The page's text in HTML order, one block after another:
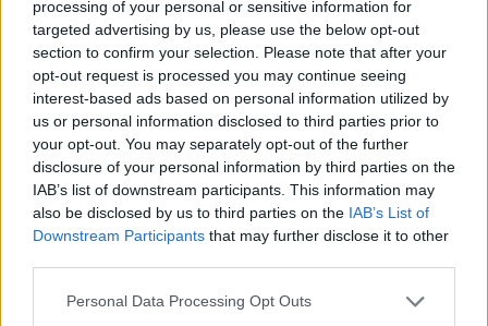
processing of your personal or sensitive information for
targeted advertising by us, please use the below opt-out
section to confirm your selection. Please note that after your
opt-out request is processed you may continue seeing
interest-based ads based on personal information utilized by
us or personal information disclosed to third parties prior to
your opt-out. You may separately opt-out of the further
disclosure of your personal information by third parties on the
IAB’s list of downstream participants. This information may
also be disclosed by us to third parties on the IAB’s List of
Downstream Participants that may further disclose it to other
Personal Data Processing Opt Outs
- Advertisement -
- Advertisement -
ULTIMI ARTICOLI